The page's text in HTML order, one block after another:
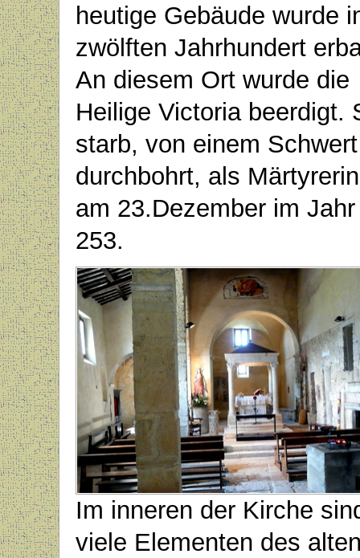
heutige Gebäude wurde
zwölften Jahrhundert
An diesem Ort wurde die
Heilige Victoria beerdigt.
starb, von einem Schwert
durchbohrt, als Märtyrerin
am 23.Dezember im Jahr
253.
Im inneren der Kirche
viele Elementen des